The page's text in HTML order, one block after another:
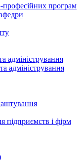
професійних програм
адміністрування
адміністрування
підприємств і фірм